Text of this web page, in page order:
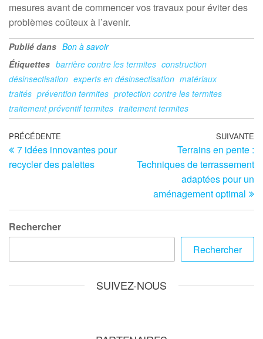
mesures avant de commencer vos travaux pour éviter des
problèmes coûteux à l’avenir.
Publié dans Bon à savoir
Étiquettes barrière contre les termites construction
désinsectisation experts en désinsectisation matériaux
traités prévention termites protection contre les termites
traitement préventif termites traitement termites
Navigation
de
l’article
Article
précédent
PRÉCÉDENTE
7 idées innovantes pour
recycler des palettes
SUIVANTE
Terrains en pente :
Techniques de terrassement
adaptées pour un
aménagement optimal
Rechercher
Rechercher
SUIVEZ-NOUS